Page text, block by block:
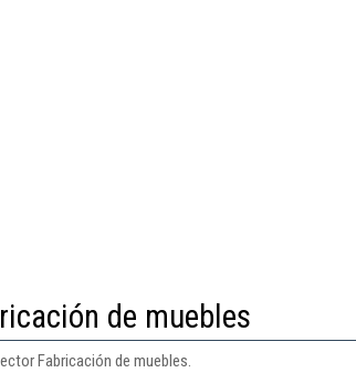
de muebles
Fabricación de muebles.